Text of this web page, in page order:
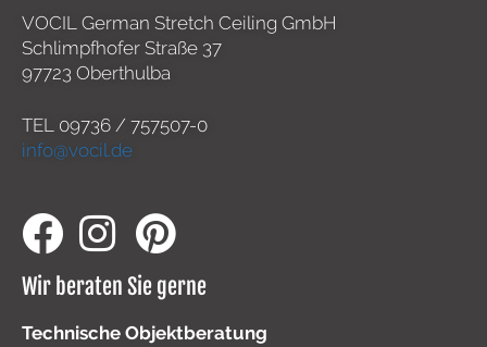
VOCIL German Stretch Ceiling GmbH
Schlimpfhofer Straße 37
97723 Oberthulba
TEL 09736 / 757507-0
info@vocil.de
Wir beraten Sie gerne
Technische Objektberatung